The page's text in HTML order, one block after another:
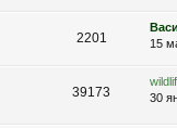
2201
15
39173
30